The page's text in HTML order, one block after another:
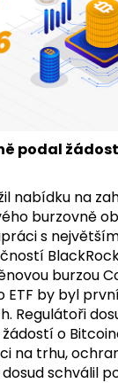
podal
nabídku na
burzovně
s
burzou
ETF by byl
Regulátoři
o
na trhu,
schválil
HLEDAT